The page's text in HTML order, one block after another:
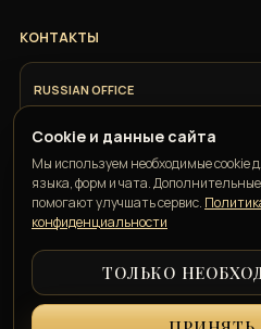
КОНТАКТЫ
RUSSIAN OFFICE
+7 918 685 9883
ITALIAN OFFICE
+39 351 352 1163
GEORGIAN OFFICE
+995 550 00 57 50
Cookie и данные сайта
Мы используем необходимые cookie
языка, форм и чата.
помогают улучшать сервис.
конфиденциальности
ТОЛЬКО